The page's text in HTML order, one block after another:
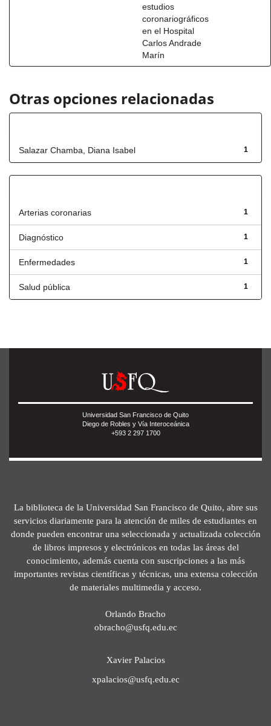
estudios
coronariográficos
en el Hospital
Carlos Andrade
Marín
Otras opciones relacionadas
1
Salazar Chamba, Diana Isabel
1
Arterias coronarias
1
Diagnóstico
1
Enfermedades
1
Salud pública
Universidad San Francisco de Quito
Diego de Robles y Vía Interoceánica
+593 2 297 1700
La biblioteca de la Universidad San Francisco de Quito, abre sus
servicios diariamente para la atención de miles de estudiantes en
donde pueden encontrar una seleccionada y actualizada colección
de libros impresos y electrónicos en todas las áreas del
conocimiento, además cuenta con suscripciones a las más
importantes revistas científicas y técnicas, una extensa colección
de materiales multimedia y acceso.
Orlando Bracho
obracho@usfq.edu.ec
Xavier Palacios
xpalacios@usfq.edu.ec